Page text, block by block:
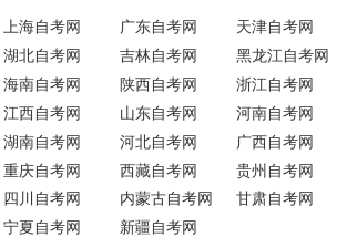
上海自考网 广东自考网
天津自考网
湖北自考网 吉林自考网
黑龙江自考网
海南自考网 陕西自考网
浙江自考网
江西自考网 山东自考网
河南自考网
湖南自考网 河北自考网
广西自考网
重庆自考网 西藏自考网
贵州自考网
四川自考网 内蒙古自考网
甘肃自考网
宁夏自考网 新疆自考网